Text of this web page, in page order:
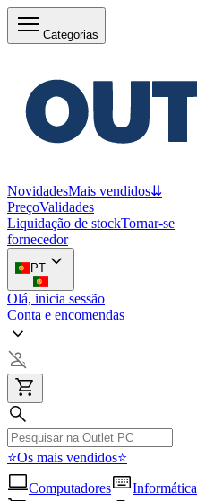
Categorias
NovidadesMais vendidos⇊
PreçoValidades
Liquidação de stockTornar-se
fornecedor
PT
Olá, inicia sessão
Conta e encomendas
⭐Os mais vendidos⭐
Computadores
Informática